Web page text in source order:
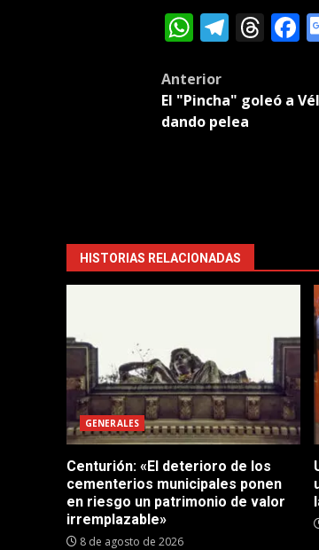
Post
navigation
Anterior
El "Pincha" goleó a
dando pelea
HISTORIAS RELACIONADAS
GENERALES
Centurión: «El deterioro de los
cementerios municipales ponen
en riesgo un patrimonio de valor
irremplazable»
8 de agosto de 2026